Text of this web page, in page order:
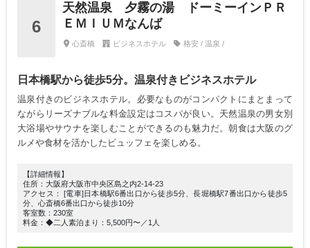
6
天然温泉 夕霧の湯 ドーミーインＰＲ
ＥＭＩＵＭなんば
心斎橋 ビジネスホテル 格安 / 温泉 /
日本橋駅から徒歩5分。温泉付きビジネスホテル
温泉付きのビジネスホテル。必要なものがコンパクトにまとまって
ながらリーズナブルな料金設定はコスパが良い。天然温泉の男女別
大浴場やサウナを楽しむことができるのも魅力だ。朝食は大阪のグ
ルメや食材を活かしたビュッフェを楽しめる。
【詳細情報】
住所：大阪府大阪市中央区島之内2-14-23
アクセス： [電車]日本橋駅6番出口から徒歩5分、長堀橋駅7番出口から徒歩5
分、心斎橋6番出口から徒歩10分
客室数：230室
料金：◆二人素泊まり：5,500円〜／1人